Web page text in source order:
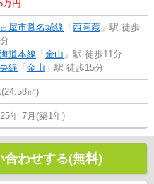
万円
屋市営名城線 「 西高蔵 」駅 徒歩
道本線 「 金山 」駅 徒歩11分
線 「 金山 」駅 徒歩15分
㎡)
年 7月(築1年)
合わせする(無料)